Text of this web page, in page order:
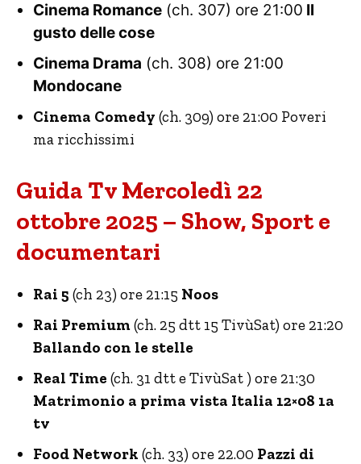
Cinema Romance (ch. 307) ore 21:00 Il
gusto delle cose
Cinema Drama (ch. 308) ore 21:00
Mondocane
Cinema Comedy (ch. 309) ore 21:00 Poveri
ma ricchissimi
Guida Tv Mercoledì 22
ottobre 2025 – Show, Sport e
documentari
Rai 5 (ch 23) ore 21:15 Noos
Rai Premium(ch. 25 dtt 15 TivùSat) ore 21:20
Ballando con le stelle
Real Time (ch. 31 dtt e TivùSat ) ore 21:30
Matrimonio a prima vista Italia 12×08 1a
tv
Food Network (ch. 33) ore 22.00 Pazzi di